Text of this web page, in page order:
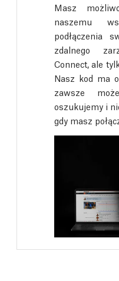
Masz
naszemu
podłączenia
zdalnego
Connect, ale
Nasz kod ma
zawsze
oszukujemy i
gdy masz